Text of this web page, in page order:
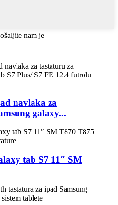
nam je
navlaka za
galaxy...
tab S7 11″ SM